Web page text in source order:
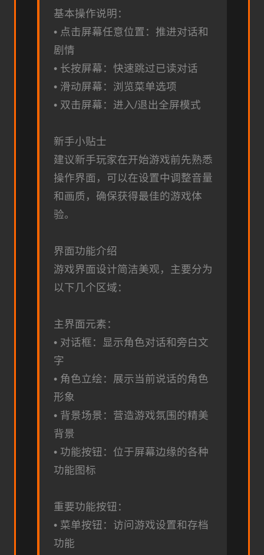
基本操作说明：
• 点击屏幕任意位置：推进对话和
剧情
• 长按屏幕：快速跳过已读对话
• 滑动屏幕：浏览菜单选项
• 双击屏幕：进入/退出全屏模式
新手小贴士
建议新手玩家在开始游戏前先熟悉
操作界面，可以在设置中调整音量
和画质，确保获得最佳的游戏体
验。
界面功能介绍
游戏界面设计简洁美观，主要分为
以下几个区域：
主界面元素：
• 对话框：显示角色对话和旁白文
字
• 角色立绘：展示当前说话的角色
形象
• 背景场景：营造游戏氛围的精美
背景
• 功能按钮：位于屏幕边缘的各种
功能图标
重要功能按钮：
• 菜单按钮：访问游戏设置和存档
功能